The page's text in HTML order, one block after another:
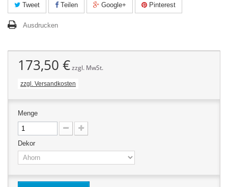
Tweet Teilen Google+ Pinterest
Ausdrucken
173,50 €zzgl. MwSt.
zzgl. Versandkosten
Menge
Dekor